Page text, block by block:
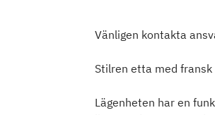
Vänligen kontakta
Stilren etta med
Lägenheten har en